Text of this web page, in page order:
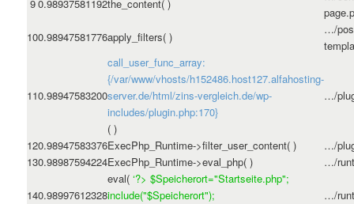
90.98937581192the_content( )
100.98947581776apply_filters( )
…/
110.98947583200
call_user_func_array:
{/var/www/vhosts/h152486.host127.alfahosting-
server.de/html/zins-vergleich.de/wp-
includes/plugin.php:170}
( )
…/
120.98947583376ExecPhp_Runtime->filter_user_content( )
…/
130.98987594224ExecPhp_Runtime->eval_php( ) …/
140.98997612328
eval(‘?> $Speicherort="Startseite.php";
include("$Speicherort");
…/